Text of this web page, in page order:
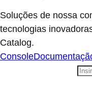
Soluções de nossa
tecnologias
Catalog.
Console